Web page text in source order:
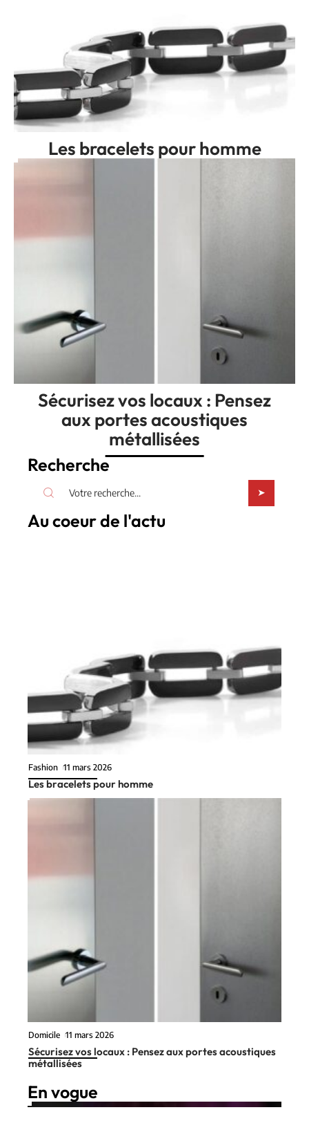
Les bracelets pour homme
Sécurisez vos locaux : Pensez
aux portes acoustiques
métallisées
Recherche
Au coeur de l'actu
Fashion 11 mars 2026
Les bracelets pour homme
Domicile 11 mars 2026
Sécurisez vos locaux : Pensez aux portes acoustiques
métallisées
En vogue